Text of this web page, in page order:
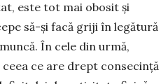
este tot mai obosit și
să-și facă griji în legătură
În cele din urmă,
ce are drept consecință